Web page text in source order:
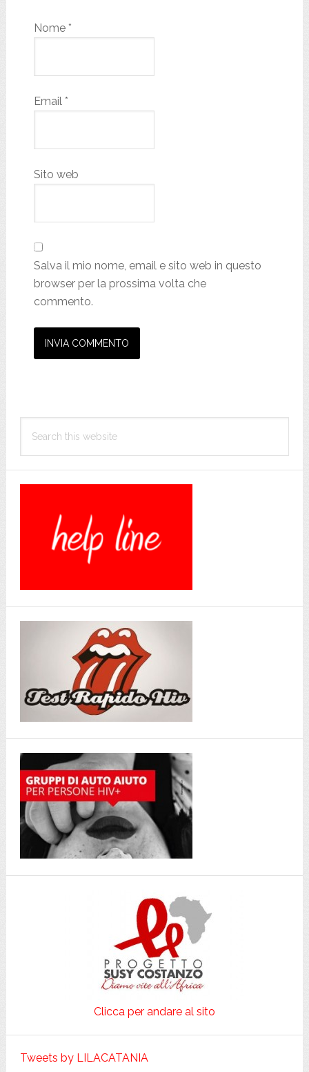
Nome *
Email *
Sito web
Salva il mio nome, email e sito web in questo
browser per la prossima volta che
commento.
Primary
Sidebar
this
Clicca per andare al sito
Tweets by LILACATANIA